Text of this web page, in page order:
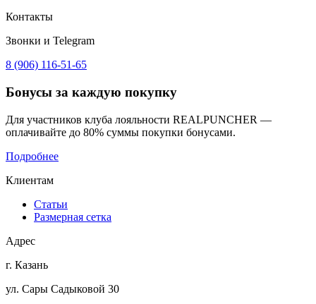
Контакты
Звонки и Telegram
8 (906) 116-51-65
Бонусы за каждую покупку
Для участников клуба лояльности REALPUNCHER —
оплачивайте до 80% суммы покупки бонусами.
Подробнее
Клиентам
Статьи
Размерная сетка
Адрес
г. Казань
ул. Сары Садыковой 30